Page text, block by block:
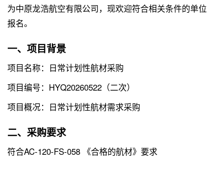
为中原龙浩航空有限公司，现欢迎符合相关条件的单位
报名。
一、项目背景
项目名称：日常计划性航材采购
项目编号：HYQ20260522（二次）
项目概况：日常计划性航材需求采购
二、采购要求
符合AC-120-FS-058 《合格的航材》要求